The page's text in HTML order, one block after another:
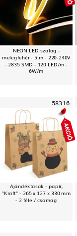
NEON LED szalag -
melegfehér - 5 m - 220-240V
- 2835 SMD - 120 LED/m -
6W/m
58316
Ajándéktasak - papír,
"Kraft" - 265 x 127 x 330 mm
- 2 féle / csomag